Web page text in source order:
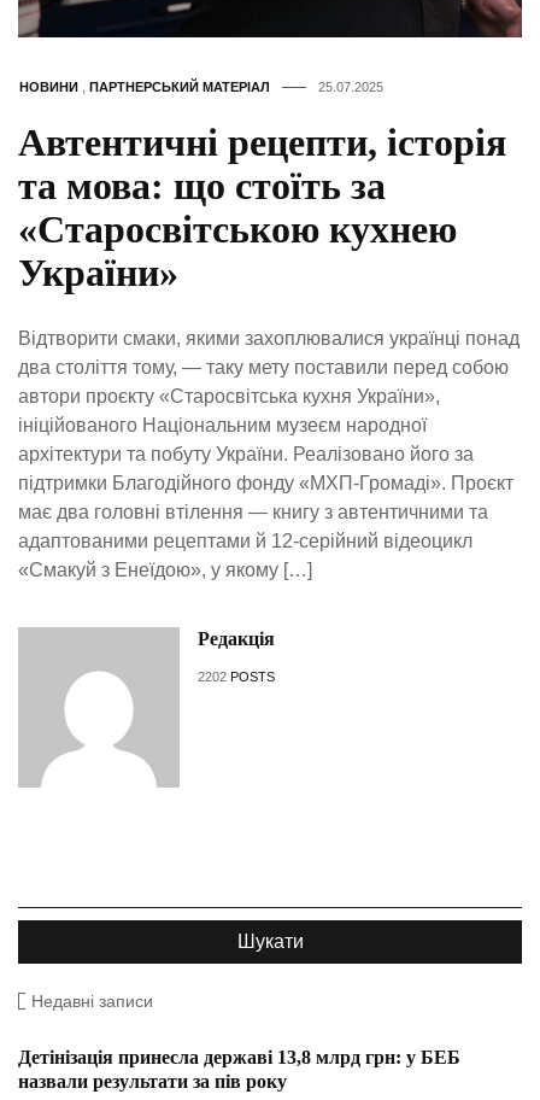
НОВИНИ ПАРТНЕРСЬКИЙ МАТЕРІАЛ 25.07.2025
Автентичні рецепти, історія
та мова: що стоїть за
«Старосвітською кухнею
України»
Відтворити смаки, якими захоплювалися українці понад
два століття тому, — таку мету поставили перед собою
автори проєкту «Старосвітська кухня України»,
ініційованого Національним музеєм народної
архітектури та побуту України. Реалізовано його за
підтримки Благодійного фонду «МХП-Громаді». Проєкт
має два головні втілення — книгу з автентичними та
адаптованими рецептами й 12-серійний відеоцикл
«Смакуй з Енеїдою», у якому […]
Редакція
2202 POSTS
Недавні записи
Детінізація принесла державі 13,8 млрд грн: у БЕБ
назвали результати за пів року